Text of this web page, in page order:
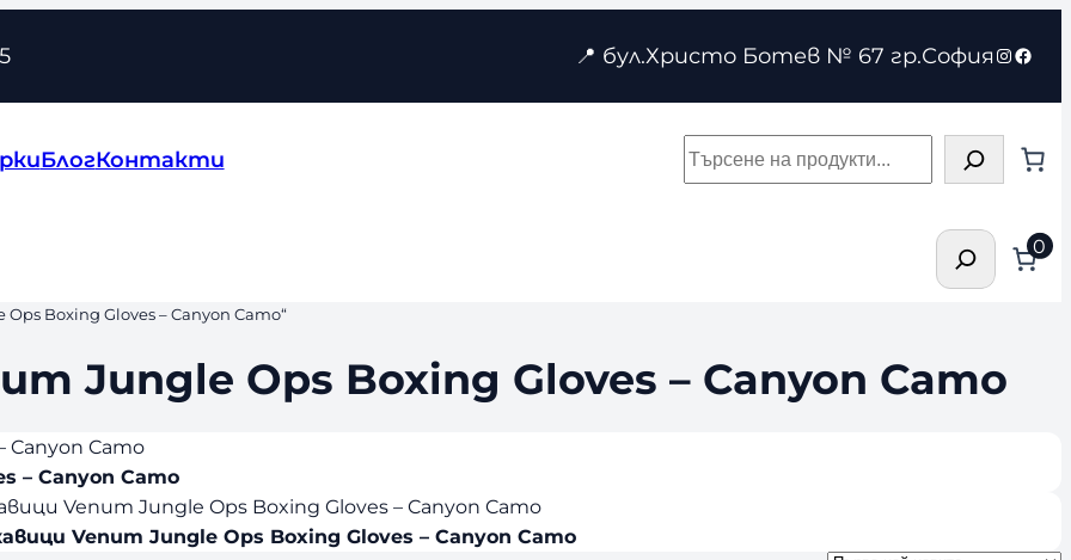
📍 бул.Христо Ботев № 67 гр.София
БлогКонтакти Търсене
Търсене0
Boxing Gloves – Canyon Camo“
Jungle Ops Boxing Gloves – Canyon Camo
Canyon Camo
– Canyon Camo
Venum Jungle Ops Boxing Gloves – Canyon Camo
Venum Jungle Ops Boxing Gloves – Canyon Camo